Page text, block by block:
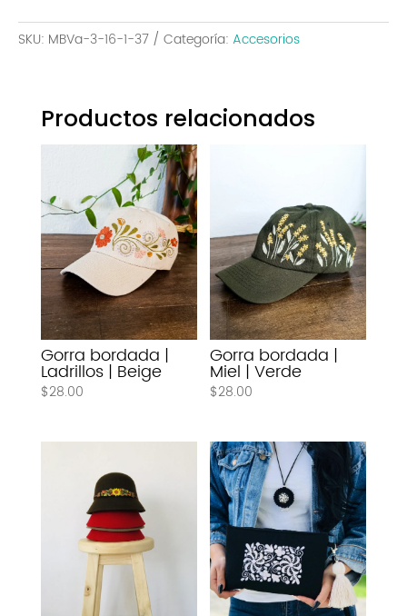
SKU: MBVa-3-16-1-37 Categoría: Accesorios
Productos relacionados
Gorra bordada |
Ladrillos | Beige
$28.00
Gorra bordada |
Miel | Verde
$28.00